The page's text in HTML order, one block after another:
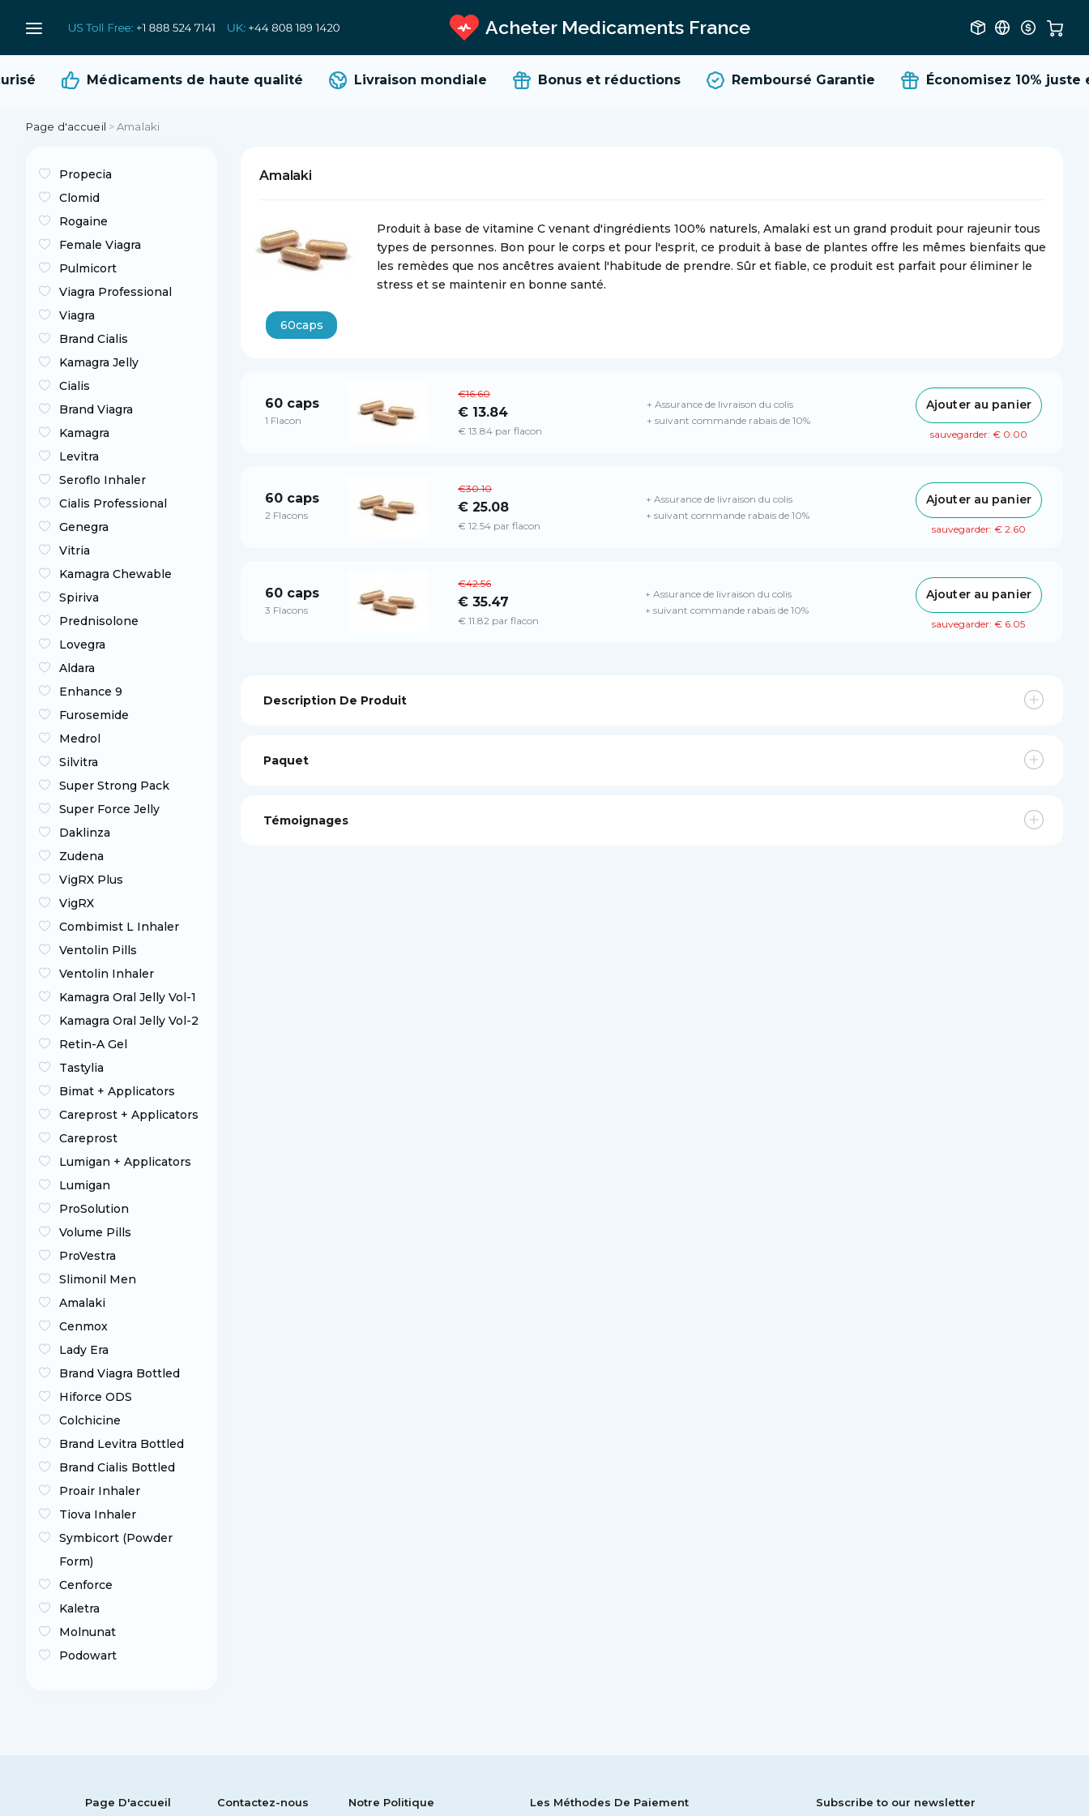
Acheter Medicaments France
Médicaments dehaute qualité Livraison mondiale Bonus et réductions Remboursé Garantie Économisez 10% juste
Page d'accueil >Amalaki
Propecia
Clomid
Rogaine
Female Viagra
Pulmicort
Viagra Professional
Viagra
Brand Cialis
Kamagra Jelly
Cialis
Brand Viagra
Kamagra
Levitra
Seroflo Inhaler
Cialis Professional
Genegra
Vitria
Kamagra Chewable
Spiriva
Prednisolone
Lovegra
Aldara
Enhance 9
Furosemide
Medrol
Silvitra
Super Strong Pack
Super Force Jelly
Daklinza
Zudena
VigRX Plus
VigRX
Combimist L Inhaler
Ventolin Pills
Ventolin Inhaler
Kamagra Oral Jelly Vol-1
Kamagra Oral Jelly Vol-2
Retin-A Gel
Tastylia
Bimat + Applicators
Careprost + Applicators
Careprost
Lumigan + Applicators
Lumigan
ProSolution
Volume Pills
ProVestra
Slimonil Men
Amalaki
Cenmox
Lady Era
Brand Viagra Bottled
Hiforce ODS
Colchicine
Brand Levitra Bottled
Brand Cialis Bottled
Proair Inhaler
Tiova Inhaler
Symbicort (Powder
Form)
Cenforce
Kaletra
Molnunat
Podowart
Amalaki
Produit à base de vitamine C venant d'ingrédients 100% naturels, Amalaki est un grand produit pour rajeunir tous
types de personnes. Bon pour le corps et pour l'esprit, ce produit à base de plantes offre les mêmes bienfaits que
les remèdes que nos ancêtres avaient l'habitude de prendre. Sûr et fiable, ce produit est parfait pour éliminer le
stress et se maintenir en bonne santé.
60caps
60 caps
1 Flacon
€16.60
€ 13.84
€ 13.84 par flacon
+ Assurance de livraison du colis
+ suivant commande rabais de 10%
Ajouter au panier
sauvegarder: € 0.00
60 caps
2 Flacons
€30.10
€ 25.08
€ 12.54 par flacon
+ Assurance de livraison du colis
+ suivant commande rabais de 10%
Ajouter au panier
sauvegarder: € 2.60
60 caps
3 Flacons
€42.56
€ 35.47
€ 11.82 par flacon
+ Assurance de livraison du colis
+ suivant commande rabais de 10%
Ajouter au panier
sauvegarder: € 6.05
Description De Produit
Paquet
Témoignages
Page D'accueil Contactez-nous Notre Politique Les Méthodes De Paiement Subscribe to our newsletter